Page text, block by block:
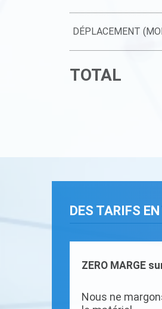
DÉPLACEMENT
TOTAL
DES TARIFS
ZERO MARGE
Nous ne